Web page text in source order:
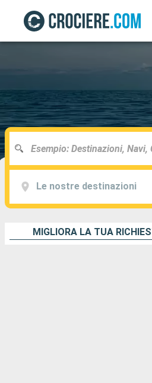
Le nostre destinazioni
MIGLIORA LA TUA